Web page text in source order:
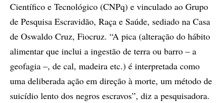
Científico e Tecnológico (CNPq) e vinculado ao Grupo
de Pesquisa Escravidão, Raça e Saúde, sediado na Casa
de Oswaldo Cruz, Fiocruz. “A pica (alteração do hábito
alimentar que inclui a ingestão de terra ou barro – a
geofagia –, de cal, madeira etc.) é interpretada como
uma deliberada ação em direção à morte, um método de
suicídio lento dos negros escravos”, diz a pesquisadora.